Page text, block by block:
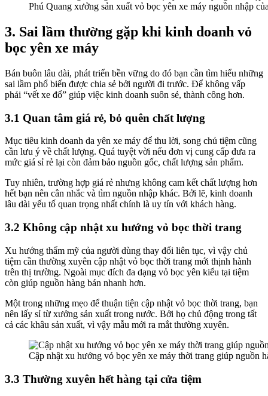
Phú Quang xưởng sản xuất vỏ bọc yên xe máy nguồn nhập
3. Sai lầm thường gặp khi kinh doanh vỏ
bọc yên xe máy
Bán buôn lâu dài, phát triển bền vững do đó bạn cần tìm hiểu những
sai lầm phổ biến được chia sẻ bởi người đi trước. Để không vấp
phải “vết xe đổ” giúp việc kinh doanh suôn sẻ, thành công hơn.
3.1 Quan tâm giá rẻ, bỏ quên chất lượng
Mục tiêu kinh doanh da yên xe máy để thu lời, song chủ tiệm cũng
cần lưu ý về chất lượng. Quá tuyệt vời nếu đơn vị cung cấp đưa ra
mức giá sỉ rẻ lại còn đảm bảo nguồn gốc, chất lượng sản phẩm.
Tuy nhiên, trường hợp giá rẻ nhưng không cam kết chất lượng hơn
hết bạn nên cân nhắc và tìm nguồn nhập khác. Bởi lẽ, kinh doanh
lâu dài yếu tố quan trọng nhất chính là uy tín với khách hàng.
3.2 Không cập nhật xu hướng vỏ bọc thời trang
Xu hướng thẩm mỹ của người dùng thay đổi liên tục, vì vậy chủ
tiệm cần thường xuyên cập nhật vỏ bọc thời trang mới thịnh hành
trên thị trường. Ngoài mục đích đa dạng vỏ bọc yên kiểu tại tiệm
còn giúp nguồn hàng bán nhanh hơn.
Một trong những mẹo để thuận tiện cập nhật vỏ bọc thời trang, bạn
nên lấy sỉ từ xưởng sản xuất trong nước. Bởi họ chủ động trong tất
cả các khâu sản xuất, vì vậy mẫu mới ra mắt thường xuyên.
Cập nhật xu hướng vỏ bọc yên xe máy thời trang giúp nguồn
3.3 Thường xuyên hết hàng tại cửa tiệm